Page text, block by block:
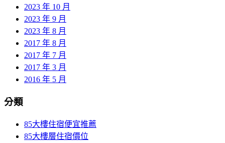
2023 年 10 月
2023 年 9 月
2023 年 8 月
2017 年 8 月
2017 年 7 月
2017 年 3 月
2016 年 5 月
分類
85大樓住宿便宜推薦
85大樓層住宿價位